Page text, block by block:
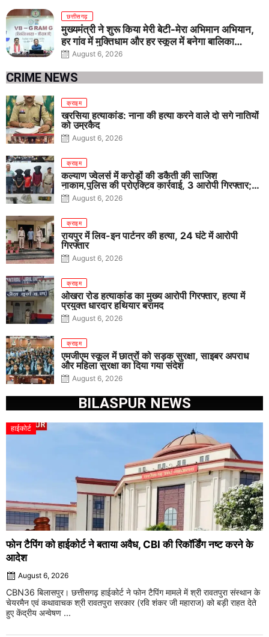
छत्तीसगढ़
मुख्यमंत्री ने शुरू किया मेरी बेटी-मेरा अभिमान अभियान,
हर गांव में मुक्तिधाम और हर स्कूल में बनेगा बालिका
शौचालय
August 6, 2026
CRIME NEWS
क्राइम
खरसिया हत्याकांड: नाना की हत्या करने वाले दो सगे नातियों
को उम्रकैद
August 6, 2026
क्राइम
कल्याण ज्वेलर्स में करोड़ों की डकैती की साजिश
नाकाम,पुलिस की प्रोएक्टिव कार्रवाई, 3 आरोपी गिरफ्तार;
पिस्टल, कारतूस, चाकू और मोबाइल बरामद
August 6, 2026
क्राइम
रायपुर में लिव-इन पार्टनर की हत्या, 24 घंटे में आरोपी
गिरफ्तार
August 6, 2026
क्राइम
ओखरा रोड हत्याकांड का मुख्य आरोपी गिरफ्तार, हत्या में
प्रयुक्त धारदार हथियार बरामद
August 6, 2026
क्राइम
एमजीएम स्कूल में छात्रों को सड़क सुरक्षा, साइबर अपराध
और महिला सुरक्षा का दिया गया संदेश
August 6, 2026
BILASPUR NEWS
हाईकोर्ट
फोन टैपिंग को हाईकोर्ट ने बताया अवैध, CBI की रिकॉर्डिंग नष्ट करने के
आदेश
August 6, 2026
CBN36 बिलासपुर। छत्तीसगढ़ हाईकोर्ट ने फोन टैपिंग मामले में श्री रावतपुरा संस्थान के
चेयरमैन एवं कथावाचक श्री रावतपुरा सरकार (रवि शंकर जी महाराज) को बड़ी राहत देते
हुए केंद्रीय अन्वेषण ...